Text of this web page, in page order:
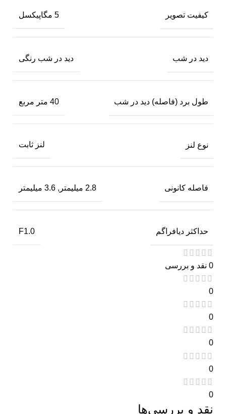
کیفیت تصویر 5 مگاپیکسل
دید در شب دید در شب رنگی
طول برد (فاصله) دید در شب 40 متر مربع
نوع لنز لنز ثابت
فاصله کانونی 2.8 میلیمتر, 3.6 میلیمتر
حداکثر دیافراگم F1.0
0 نقد و بررسی
0
0
0
0
0
نقد و بررسی‌ها